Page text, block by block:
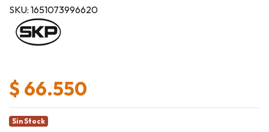
SKU: 1651073996620
$ 66.550
Sin Stock